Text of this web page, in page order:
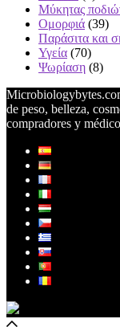
Μύκητας
Ομορφιά (39)
Παράσιτα και
Υγεία (70)
Ψωρίαση (8)
de peso, belleza,
compradores y